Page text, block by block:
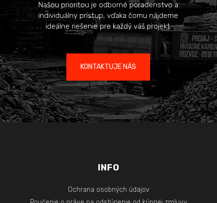
Našou prioritou je odborné poradenstvo a
individuálny prístup, vďaka čomu nájdeme
ideálne riešenie pre každý váš projekt.
KONTAKTUJE NÁS
INFO
Ochrana osobných údajov